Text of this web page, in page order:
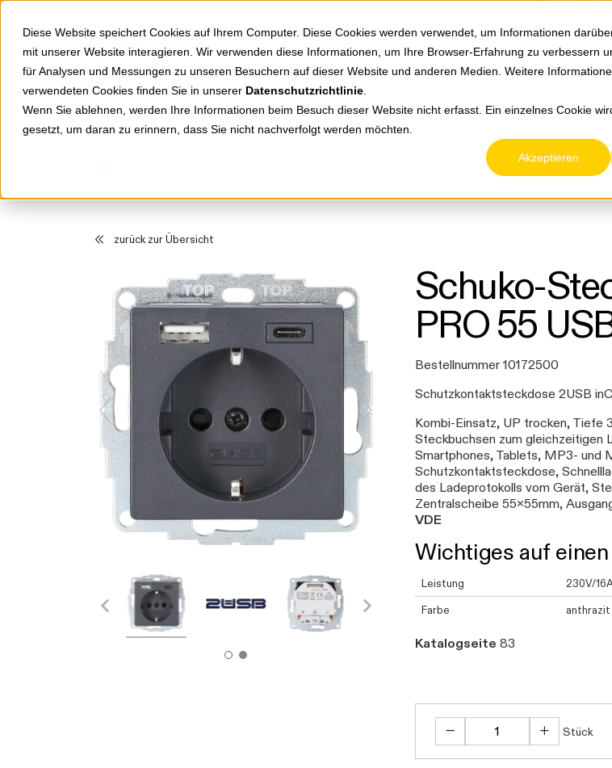
Diese Website speichert Cookies auf Ihrem Computer. Diese Cookies werden verwendet, um Informationen
mit unserer Website interagieren. Wir verwenden diese Informationen, um Ihre Browser-Erfahrung zu verbessern
für Analysen und Messungen zu unseren Besuchern auf dieser Website und anderen Medien. Weitere
verwendeten Cookies finden Sie in unserer Datenschutzrichtlinie
Wenn Sie ablehnen, werden Ihre Informationen beim Besuch dieser Website nicht erfasst. Ein einzelnes Cookie
gesetzt, um daran zu erinnern, dass Sie nicht nachverfolgt werden möchten.
Akzeptieren
Springe zu Hauptinhalt
Markenwelten Service & Retouren Karriere
Sonstige Schaltgeräte
zurück zur Übersicht
Schuko-
PRO 55
Bestellnummer 10172500
Schutzkontaktsteckdose 2USB
Kombi-Einsatz, UP trocken, Tiefe
Steckbuchsen zum gleichzeitigen
Smartphones, Tablets, MP3- und
Schutzkontaktsteckdose,
des Ladeprotokolls vom Gerät,
Zentralscheibe 55x55mm,
VDE
Wichtiges auf
Leistung 230V/
Farbe anthrazit
Katalogseite 83
Stück